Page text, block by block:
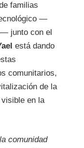
familias
—
junto con el
está dando
comunitarios,
de la
en la
comunidad